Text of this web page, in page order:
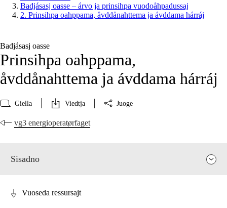
Badjásasj oasse – árvo ja prinsihpa vuodoåhpadussaj
2. Prinsihpa oahppama, åvddånahttema ja ávddama hárráj
Badjásasj oasse
Prinsihpa oahppama,
åvddånahttema ja ávddama hárráj
Giella Viedtja Juoge
vg3 energioperatørfaget
Sisadno
Vuoseda ressursajt